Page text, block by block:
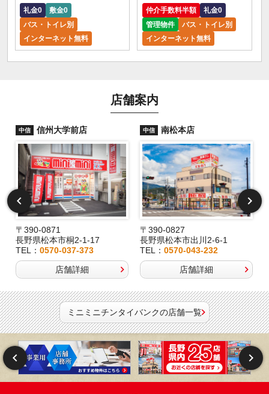
礼金0
敷金0
バス・トイレ別
インターネット無料
仲介手数料半額
礼金0
管理物件
バス・トイレ別
インターネット無料
店舗案内
中信 信州大学前店
〒390-0871
長野県松本市桐2-1-17
TEL：0570-037-373
店舗詳細
中信 南松本店
〒390-0827
長野県松本市出川2-6-1
TEL：0570-043-232
店舗詳細
ミニミニチンタイバンクの店舗一覧